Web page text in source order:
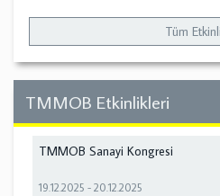
Tüm
TMMOB Etkinlikleri
TMMOB Sanayi Kongresi
19.12.2025 -20.12.2025